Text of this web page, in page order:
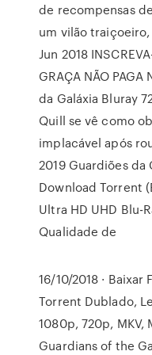
de recompensas
um vilão
Jun 2018
GRAÇA NÃO
da Galáxia Bluray
Quill se vê como
implacável após
2019 Guardiões da
Download Torrent
Ultra HD UHD Blu-
Qualidade de
16/10/2018 ·
Torrent Dublado,
1080p, 720p, MKV,
Guardians of the